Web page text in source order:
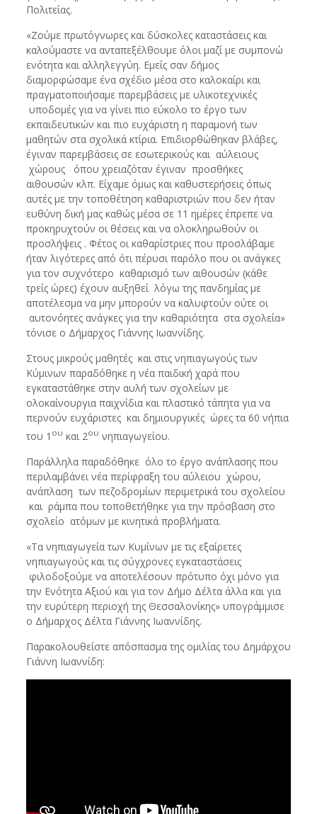
Πολιτείας.
«Ζούμε πρωτόγνωρες και δύσκολες καταστάσεις και
καλούμαστε να ανταπεξέλθουμε όλοι μαζί με συμπονώ
ενότητα και αλληλεγγύη. Εμείς σαν δήμος
διαμορφώσαμε ένα σχέδιο μέσα στο καλοκαίρι και
πραγματοποιήσαμε παρεμβάσεις με υλικοτεχνικές
υποδομές για να γίνει πιο εύκολο το έργο των
εκπαιδευτικών και πιο ευχάριστη η παραμονή των
μαθητών στα σχολικά κτίρια. Επιδιορθώθηκαν βλάβες,
έγιναν παρεμβάσεις σε εσωτερικούς και αύλειους
χώρους όπου χρειαζόταν έγιναν προσθήκες
αιθουσών κλπ. Είχαμε όμως και καθυστερήσεις όπως
αυτές με την τοποθέτηση καθαριστριών που δεν ήταν
ευθύνη δική μας καθώς μέσα σε 11 ημέρες έπρεπε να
προκηρυχτούν οι θέσεις και να ολοκληρωθούν οι
προσλήψεις . Φέτος οι καθαρίστριες που προσλάβαμε
ήταν λιγότερες από ότι πέρυσι παρόλο που οι ανάγκες
για τον συχνότερο καθαρισμό των αιθουσών (κάθε
τρείς ώρες) έχουν αυξηθεί λόγω της πανδημίας με
αποτέλεσμα να μην μπορούν να καλυφτούν ούτε οι
αυτονόητες ανάγκες για την καθαριότητα στα σχολεία»
τόνισε ο Δήμαρχος Γιάννης Ιωαννίδης.
Στους μικρούς μαθητές και στις νηπιαγωγούς των
Κύμινων παραδόθηκε η νέα παιδική χαρά που
εγκαταστάθηκε στην αυλή των σχολείων με
ολοκαίνουργια παιχνίδια και πλαστικό τάπητα για να
περνούν ευχάριστες και δημιουργικές ώρες τα 60 νήπια
του 1 ου και 2ου νηπιαγωγείου.
Παράλληλα παραδόθηκε όλο το έργο ανάπλασης που
περιλαμβάνει νέα περίφραξη του αύλειου χώρου,
ανάπλαση των πεζοδρομίων περιμετρικά του σχολείου
και ράμπα που τοποθετήθηκε για την πρόσβαση στο
σχολείο ατόμων με κινητικά προβλήματα.
«Τα νηπιαγωγεία των Κυμίνων με τις εξαίρετες
νηπιαγωγούς και τις σύγχρονες εγκαταστάσεις
φιλοδοξούμε να αποτελέσουν πρότυπο όχι μόνο για
την Ενότητα Αξιού και για τον Δήμο Δέλτα άλλα και για
την ευρύτερη περιοχή της Θεσσαλονίκης» υπογράμμισε
ο Δήμαρχος Δέλτα Γιάννης Ιωαννίδης.
Παρακολουθείστε απόσπασμα της ομιλίας του Δημάρχου
Γιάννη Ιωαννίδη: